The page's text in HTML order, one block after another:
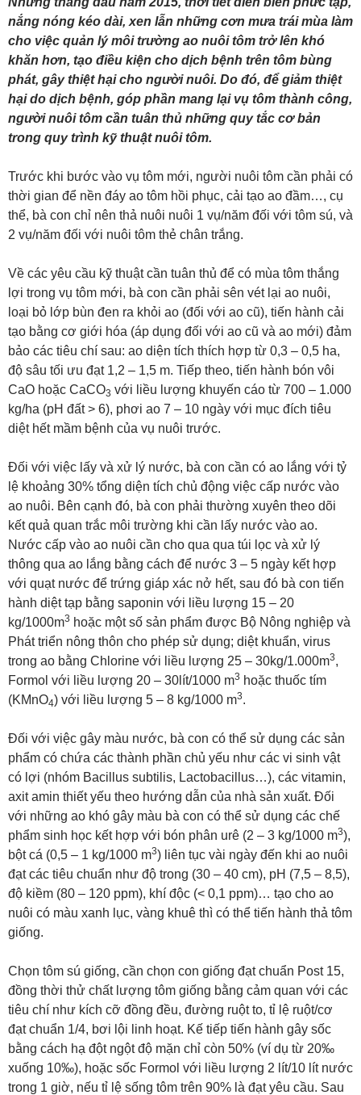
nắng nóng kéo dài, xen lẫn những cơn mưa trái mùa làm
cho việc quản lý môi trường ao nuôi tôm trở lên khó
khăn hơn, tạo điều kiện cho dịch bệnh trên tôm bùng
phát, gây thiệt hại cho người nuôi. Do đó, để giảm thiệt
hại do dịch bệnh, góp phần mang lại vụ tôm thành công,
người nuôi tôm cần tuân thủ những quy tắc cơ bản
trong quy trình kỹ thuật nuôi tôm.
Trước khi bước vào vụ tôm mới, người nuôi tôm cần phải có
thời gian để nền đáy ao tôm hồi phục, cải tạo ao đầm…, cụ
thể, bà con chỉ nên thả nuôi nuôi 1 vụ/năm đối với tôm sú, và
2 vụ/năm đối với nuôi tôm thẻ chân trắng.
Về các yêu cầu kỹ thuật cần tuân thủ để có mùa tôm thắng
lợi trong vụ tôm mới, bà con cần phải sên vét lại ao nuôi,
loại bỏ lớp bùn đen ra khỏi ao (đối với ao cũ), tiến hành cải
tạo bằng cơ giới hóa (áp dụng đối với ao cũ và ao mới) đảm
bảo các tiêu chí sau: ao diện tích thích hợp từ 0,3 – 0,5 ha,
độ sâu tối ưu đạt 1,2 – 1,5 m. Tiếp theo, tiến hành bón vôi
CaO hoặc CaCO3 với liều lượng khuyến cáo từ 700 – 1.000
kg/ha (pH đất > 6), phơi ao 7 – 10 ngày với mục đích tiêu
diệt hết mầm bệnh của vụ nuôi trước.
Đối với việc lấy và xử lý nước, bà con cần có ao lắng với tỷ
lệ khoảng 30% tổng diện tích chủ động việc cấp nước vào
ao nuôi. Bên cạnh đó, bà con phải thường xuyên theo dõi
kết quả quan trắc môi trường khi cần lấy nước vào ao.
Nước cấp vào ao nuôi cần cho qua qua túi lọc và xử lý
thông qua ao lắng bằng cách để nước 3 – 5 ngày kết hợp
với quạt nước để trứng giáp xác nở hết, sau đó bà con tiến
hành diệt tạp bằng saponin với liều lượng 15 – 20
kg/1000m3 hoặc một số sản phẩm được Bộ Nông nghiệp và
Phát triển nông thôn cho phép sử dụng; diệt khuẩn, virus
trong ao bằng Chlorine với liều lượng 25 – 30kg/1.000m3,
Formol với liều lượng 20 – 30lít/1000 m3 hoặc thuốc tím
(KMnO4) với liều lượng 5 – 8 kg/1000 m3.
Đối với việc gây màu nước, bà con có thể sử dụng các sản
phẩm có chứa các thành phần chủ yếu như các vi sinh vật
có lợi (nhóm Bacillus subtilis, Lactobacillus…), các vitamin,
axit amin thiết yếu theo hướng dẫn của nhà sản xuất. Đối
với những ao khó gây màu bà con có thể sử dụng các chế
phẩm sinh học kết hợp với bón phân urê (2 – 3 kg/1000 m3),
bột cá (0,5 – 1 kg/1000 m3) liên tục vài ngày đến khi ao nuôi
đạt các tiêu chuẩn như độ trong (30 – 40 cm), pH (7,5 – 8,5),
độ kiềm (80 – 120 ppm), khí độc (< 0,1 ppm)… tạo cho ao
nuôi có màu xanh lục, vàng khuê thì có thể tiến hành thả tôm
giống.
Chọn tôm sú giống, cần chọn con giống đạt chuẩn Post 15,
đồng thời thử chất lượng tôm giống bằng cảm quan với các
tiêu chí như kích cỡ đồng đều, đường ruột to, tỉ lệ ruột/cơ
đạt chuẩn 1/4, bơi lội linh hoạt. Kế tiếp tiến hành gây sốc
bằng cách hạ đột ngột độ mặn chỉ còn 50% (ví dụ từ 20‰
xuống 10‰), hoặc sốc Formol với liều lượng 2 lít/10 lít nước
trong 1 giờ, nếu tỉ lệ sống tôm trên 90% là đạt yêu cầu. Sau